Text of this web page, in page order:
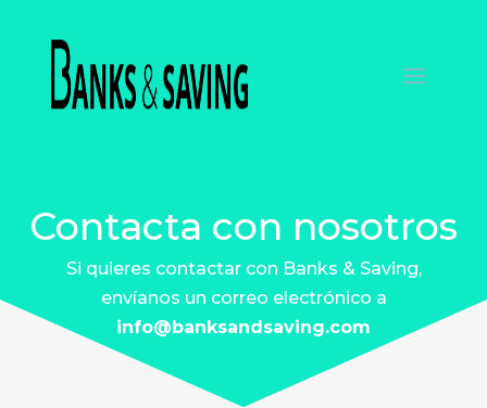
Contacta con nosotros
Si quieres contactar con Banks & Saving,
envíanos un correo electrónico a
info@banksandsaving.com